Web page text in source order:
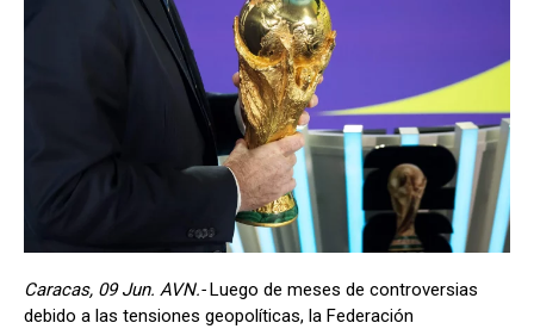
Caracas, 09 Jun. AVN.-Luego de meses de controversias
debido a las tensiones geopolíticas, la Federación